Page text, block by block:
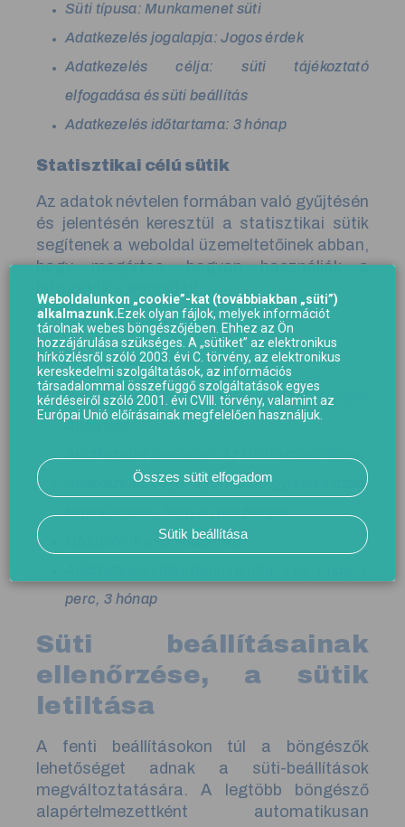
Süti típusa: Munkamenet süti
Adatkezelés jogalapja: Jogos érdek
Adatkezelés célja: süti tájékoztató
elfogadása és süti beállítás
Adatkezelés időtartama: 3 hónap
Statisztikai célú sütik
Az adatok névtelen formában való gyűjtésén
és jelentésén keresztül a statisztikai sütik
segítenek a weboldal üzemeltetőinek abban,
hogy megértse, hogyan használják a
Használt statisztikai sütik:
_ga, _gid, _gat, _gcl_au
Süti típusa: Statisztikai célú sütik, Google
Adatkezelés célja: Információ gyűjtése azzal
kapcsolatban, hogyan használják
látogatóink weboldalunkat
perc, 3 hónap
Süti beállításainak
ellenőrzése, a sütik
letiltása
A fenti beállításokon túl a böngészők
lehetőséget adnak a süti-beállítások
megváltoztatására. A legtöbb böngésző
alapértelmezettként automatikusan
Weboldalunkon „cookie”-kat (továbbiakban „süti”)
alkalmazunk.Ezek olyan fájlok, melyek információt
tárolnak webes böngészőjében. Ehhez az Ön
hozzájárulása szükséges. A „sütiket” az elektronikus
hírközlésről szóló 2003. évi C. törvény, az elektronikus
kereskedelmi szolgáltatások, az információs
társadalommal összefüggő szolgáltatások egyes
kérdéseiről szóló 2001. évi CVIII. törvény, valamint az
Európai Unió előírásainak megfelelően használjuk.
Összes sütit elfogadom
Sütik beállítása